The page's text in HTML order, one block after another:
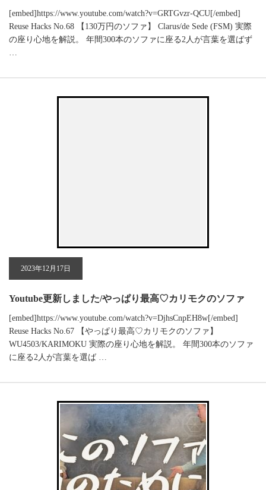
[embed]https://www.youtube.com/watch?v=GRTGvzr-QCU[/embed]
Reuse Hacks No.68 【130万円のソファ】 Clarus/de Sede (FSM) 実際
の座り心地を解説。 年間300本のソファに座る2人が言葉を選ばず
2023年12月17日
Youtube更新しました/やっぱり最高♡カリモクのソファ
[embed]https://www.youtube.com/watch?v=DjhsCnpEH8w[/embed]
Reuse Hacks No.67 【やっぱり最高♡カリモクのソファ】
WU4503/KARIMOKU 実際の座り心地を解説。 年間300本のソファ
に座る2人が言葉を選ば …